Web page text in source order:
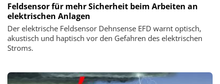
Feldsensor für mehr Sicherheit beim Arbeiten an
elektrischen Anlagen
Der elektrische Feldsensor Dehnsense EFD warnt optisch,
akustisch und haptisch vor den Gefahren des elektrischen
Stroms.